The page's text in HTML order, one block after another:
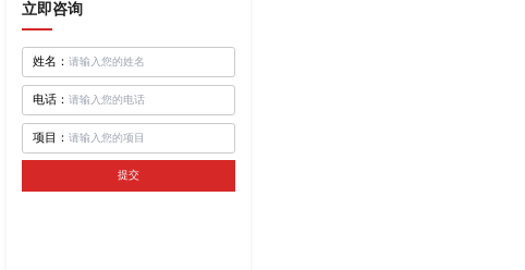
立即咨询
姓名：
电话：
项目：
提交